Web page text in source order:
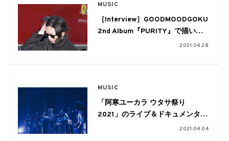
MUSIC
［Interview］GOODMOODGOKU
2nd Album『PURITY』で描いた
ストーリーテリングな世界2021.04.28
MUSIC
「阿寒ユーカラ ウタサ祭り
2021」のライブ＆ドキュメンタリ
ー映像がDAXにて一挙公開2021.04.04